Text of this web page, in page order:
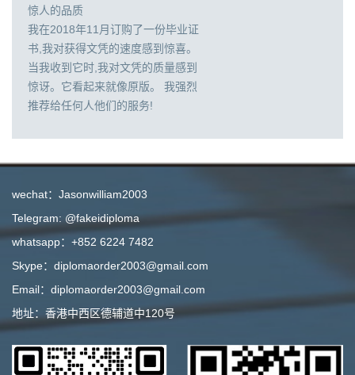
惊人的品质
我在2018年11月订购了一份毕业证
书,我对获得文凭的速度感到惊喜。
当我收到它时,我对文凭的质量感到
惊讶。它看起来就像原版。 我强烈
推荐给任何人他们的服务!
wechat：Jasonwilliam2003
Telegram: @fakeidiploma
whatsapp：+852 6224 7482
Skype：diplomaorder2003@gmail.com
Email：diplomaorder2003@gmail.com
地址：香港中西区德辅道中120号